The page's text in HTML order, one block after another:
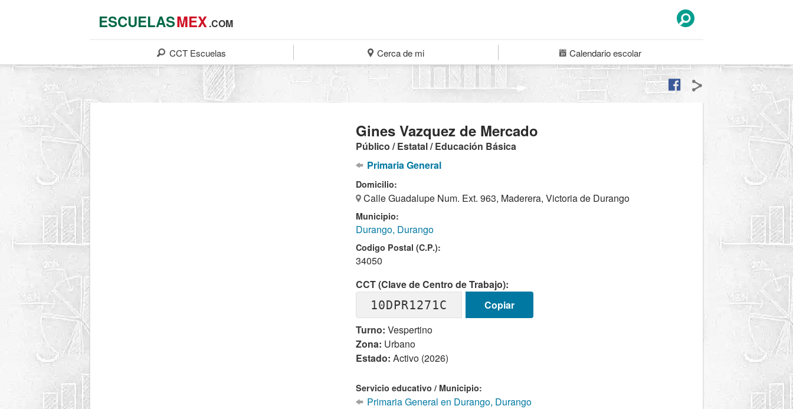
ESCUELASMEX.COM
CCT Escuelas Cerca de mi Calendarioescolar
Gines Vazquez de Mercado
Público / Estatal / Educación Básica
Primaria General
Domicilio:
Calle Guadalupe Num. Ext. 963, Maderera, Victoria de Durango
Municipio:
Durango, Durango
Codigo Postal (C.P.):
34050
CCT (Clave de Centro de Trabajo):
10DPR1271C
Copiar
Turno: Vespertino
Zona: Urbano
Estado: Activo (2026)
Servicio educativo / Municipio:
Primaria General en Durango, Durango